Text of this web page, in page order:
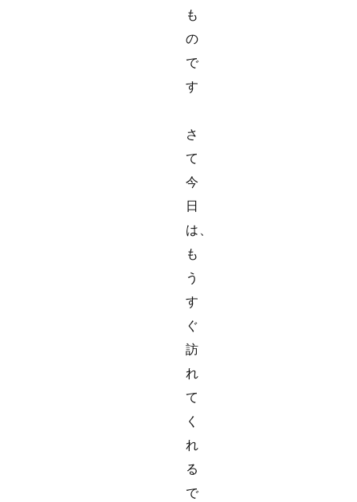
も
の
で
す
さ
て
今
日
は、
も
う
す
ぐ
訪
れ
て
く
れ
る
で